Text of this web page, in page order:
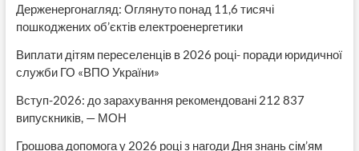
Держенергонагляд: Оглянуто понад 11,6 тисячі
пошкоджених об’єктів електроенергетики
Виплати дітям переселенців в 2026 році- поради юридичної
служби ГО «ВПО України»
Вступ-2026: до зарахування рекомендовані 212 837
випускників, — МОН
Грошова допомога у 2026 році з нагоди Дня знань сім’ям